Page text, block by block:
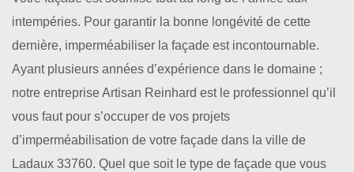
intempéries. Pour garantir la bonne longévité de cette
dernière, imperméabiliser la façade est incontournable.
Ayant plusieurs années d’expérience dans le domaine ;
notre entreprise Artisan Reinhard est le professionnel qu’il
vous faut pour s’occuper de vos projets
d’imperméabilisation de votre façade dans la ville de
Ladaux 33760. Quel que soit le type de façade que vous